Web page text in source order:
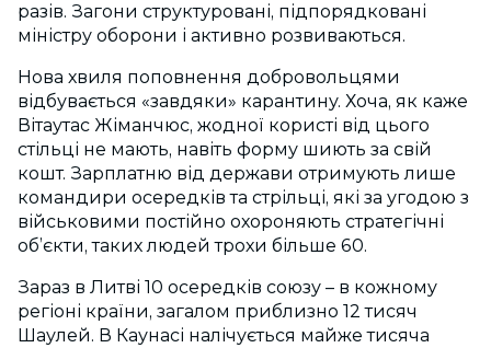
разів. Загони структуровані, підпорядковані
міністру оборони і активно розвиваються.
Нова хвиля поповнення добровольцями
відбувається «завдяки» карантину. Хоча, як каже
Вітаутас Жіманчюс, жодної користі від цього
стільці не мають, навіть форму шиють за свій
кошт. Зарплатню від держави отримують лише
командири осередків та стрільці, які за угодою з
військовими постійно охороняють стратегічні
об’єкти, таких людей трохи більше 60.
Зараз в Литві 10 осередків союзу – в кожному
регіоні країни, загалом приблизно 12 тисяч
Шаулей. В Каунасі налічується майже тисяча